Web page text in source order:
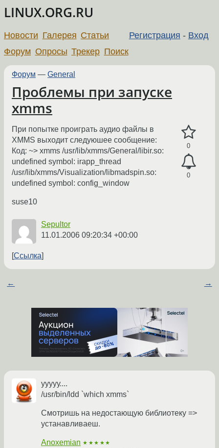
LINUX.ORG.RU
Регистрация - Вход
Новости Галерея Статьи
Форум Опросы Трекер Поиск
Форум — General
Проблемы при запуске
xmms
0
0
При попытке проиграть аудио файлы в
XMMS выходит следуюшее сообщение:
Код: ~> xmms /usr/lib/xmms/General/libir.so:
undefined symbol: irapp_thread
/usr/lib/xmms/Visualization/libmadspin.so:
undefined symbol: config_window
suse10
Sepultor
11.01.2006 09:20:34 +00:00
Ссылка
← →
ууууу....
/usr/bin/ldd `which xmms`
Смотришь на недостающую библиотеку =>
устанавливаеш.
Anoxemian ★★★★★